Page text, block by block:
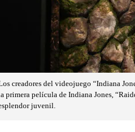
creadores del videojuego “Indiana
primera película de Indiana Jones,
juvenil.